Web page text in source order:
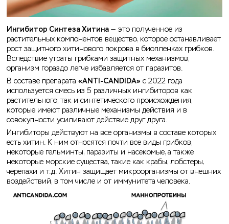
Ингибитор Синтеза Хитина — это полученное из
растительных компонентов вещество, которое останавливает
рост защитного хитинового покрова в биопленках грибков.
Вследствие утраты грибками защитных механизмов,
организм гораздо легче избавляется от паразитов.
В составе препарата «ANTI-CANDIDA» c 2022 года
используется смесь из 5 различных ингибиторов как
растительного, так и синтетического происхождения,
которые имеют различные механизмы действия и в
совокупности усиливают действие друг друга.
Ингибиторы действуют на все организмы в составе которых
есть хитин. К ним относятся почти все виды грибков,
некоторые гельминты, паразиты и насекомые, а также
некоторые морские существа, такие как крабы, лобстеры,
черепахи и т.д. Хитин защищает микроорганизмы от внешних
воздействий, в том числе и от иммунитета человека.